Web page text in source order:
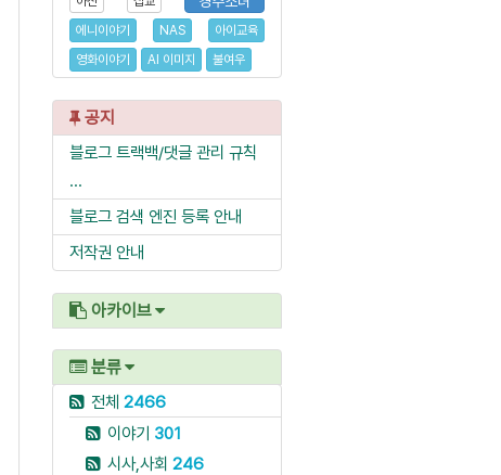
에니이야기 NAS
아이교육
영화이야기
AI 이미지 불여우
공지
블로그 트랙백/댓글 관리 규칙
...
블로그 검색 엔진 등록 안내
저작권 안내
아카이브
분류
전체 2466
이야기 301
시사,사회 246